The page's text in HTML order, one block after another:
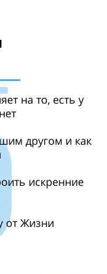
на то, есть у
другом и как
искренние
от Жизни